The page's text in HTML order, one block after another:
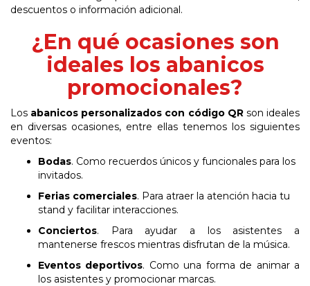
descuentos o información adicional.
¿En qué ocasiones son
ideales los abanicos
promocionales?
Los abanicos personalizados con código QR son ideales
en diversas ocasiones, entre ellas tenemos los siguientes
eventos:
Bodas. Como recuerdos únicos y funcionales para los
invitados.
Ferias comerciales. Para atraer la atención hacia tu
stand y facilitar interacciones.
Conciertos. Para ayudar a los asistentes a
mantenerse frescos mientras disfrutan de la música.
Eventos deportivos. Como una forma de animar a
los asistentes y promocionar marcas.